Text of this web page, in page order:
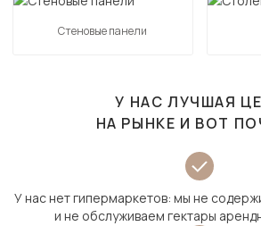
Стеновые панели
У НАС ЛУЧШАЯ
НА РЫНКЕ И ВОТ
У нас нет гипермаркетов: мы не
и не обслуживаем гектары